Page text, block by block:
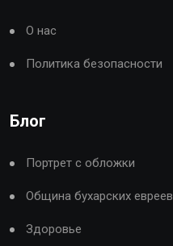
О нас
Политика безопасности
Блог
Портрет с обложки
Община бухарских евреев
Здоровье